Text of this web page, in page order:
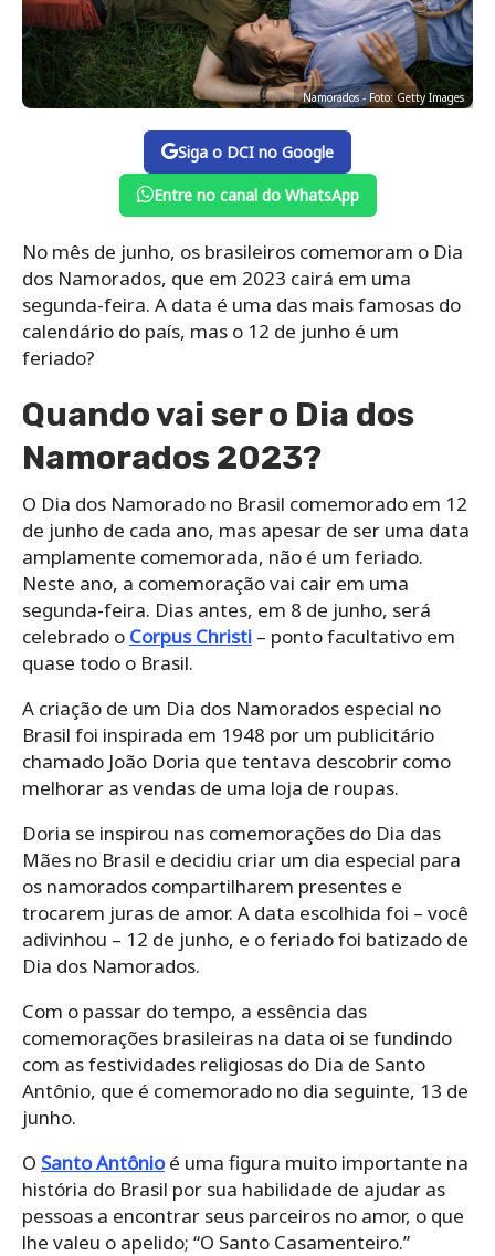
Namorados - Foto: Getty Images
Siga o DCI no Google
Entre no canal do WhatsApp
No mês de junho, os brasileiros comemoram o Dia
dos Namorados, que em 2023 cairá em uma
segunda-feira. A data é uma das mais famosas do
calendário do país, mas o 12 de junho é um
feriado?
Quando vai ser o Dia dos
Namorados 2023?
O Dia dos Namorado no Brasil comemorado em 12
de junho de cada ano, mas apesar de ser uma data
amplamente comemorada, não é um feriado.
Neste ano, a comemoração vai cair em uma
segunda-feira. Dias antes, em 8 de junho, será
celebrado o Corpus Christi – ponto facultativo em
quase todo o Brasil.
A criação de um Dia dos Namorados especial no
Brasil foi inspirada em 1948 por um publicitário
chamado João Doria que tentava descobrir como
melhorar as vendas de uma loja de roupas.
Doria se inspirou nas comemorações do Dia das
Mães no Brasil e decidiu criar um dia especial para
os namorados compartilharem presentes e
trocarem juras de amor. A data escolhida foi – você
adivinhou – 12 de junho, e o feriado foi batizado de
Dia dos Namorados.
Com o passar do tempo, a essência das
comemorações brasileiras na data oi se fundindo
com as festividades religiosas do Dia de Santo
Antônio, que é comemorado no dia seguinte, 13 de
junho.
O Santo Antônioé uma figura muito importante na
história do Brasil por sua habilidade de ajudar as
pessoas a encontrar seus parceiros no amor, o que
lhe valeu o apelido; “O Santo Casamenteiro.”